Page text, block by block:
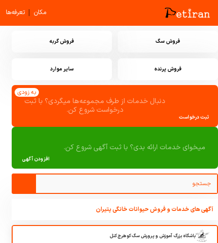
مکان | تعرفه‌ها
فروش سگ فروش گربه
فروش پرنده سایر موارد
ثبت درخواست
دنبال خدمات از طرف مجموعه‌ها میگردی؟ با ثبت
درخواست شروع کن.
به زودی
افزودن آگهی
میخوای خدمات ارائه بدی؟ با ثبت آگهی شروع کن.
آگهی های خدمات و فروش حیوانات خانگی پتیران
باشگاه بزرگ آموزش و پرورش سگ کوهرج کنل